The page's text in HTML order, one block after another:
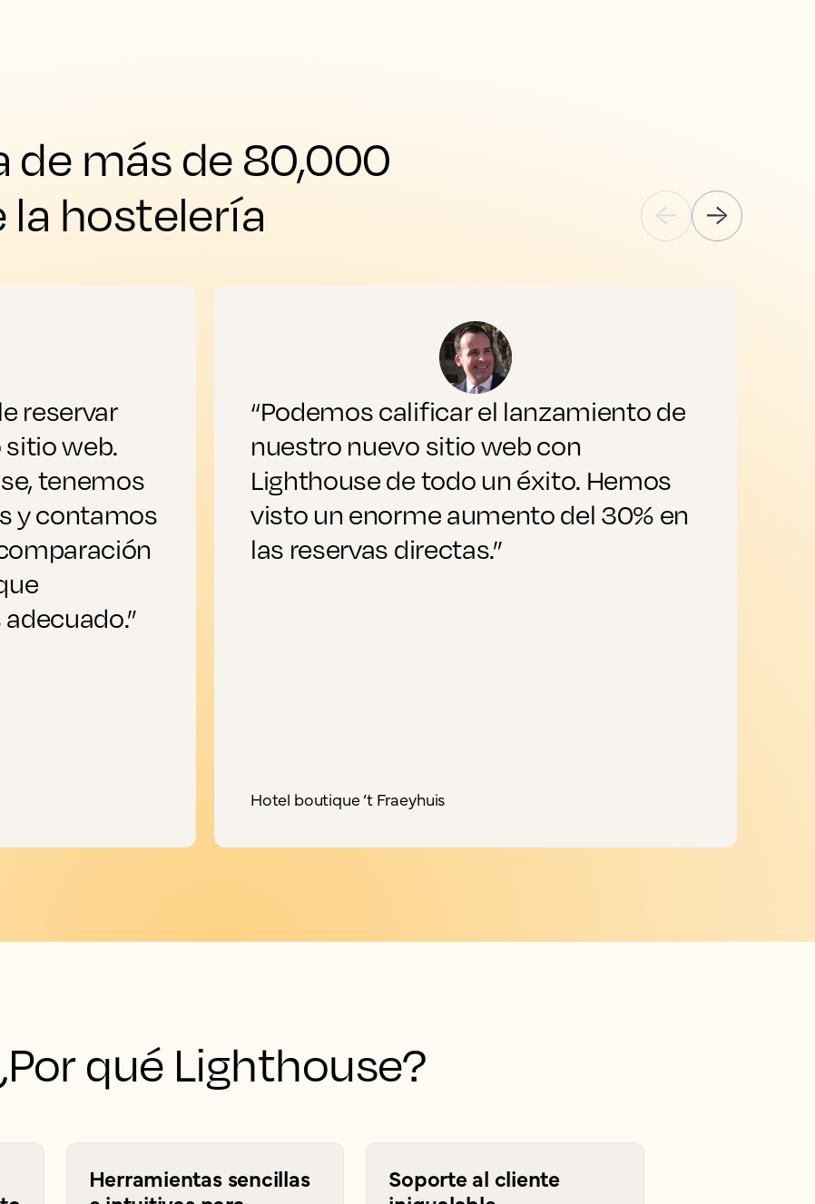
de más de 80,000
la hostelería
reservar
web.
tenemos
y contamos
“Podemos calificar el lanzamiento de
nuestro nuevo sitio web con
Lighthouse de todo un éxito. Hemos
visto un enorme aumento del 30% en
las reservas directas.”
Hotel boutique ‘t Fraeyhuis
qué Lighthouse?
Herramientas sencillas
Soporte al cliente